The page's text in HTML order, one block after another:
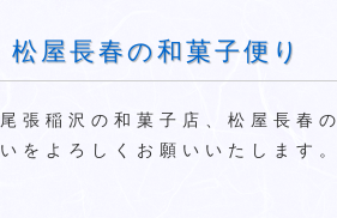
松屋長春の和菓子便り
尾張稲沢の和菓子店、松屋長春
いをよろしくお願いいたします。